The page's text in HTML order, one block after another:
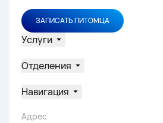
ЗАПИСАТЬ ПИТОМЦА
Услуги
Отделения
Навигация
Адрес